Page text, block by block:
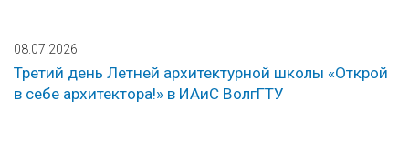
08.07.2026
Третий день Летней архитектурной школы «Открой
в себе архитектора!» в ИАиС ВолгГТУ